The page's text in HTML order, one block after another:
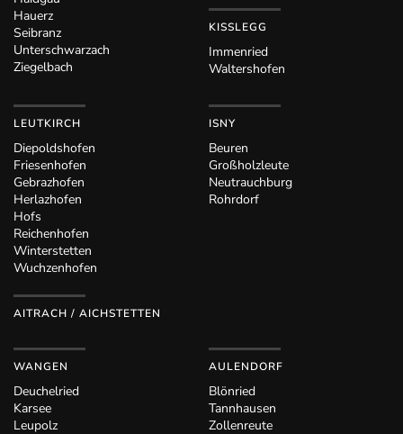
Hauerz
Seibranz
Unterschwarzach
Ziegelbach
KISSLEGG
Immenried
Waltershofen
LEUTKIRCH
Diepoldshofen
Friesenhofen
Gebrazhofen
Herlazhofen
Hofs
Reichenhofen
Winterstetten
Wuchzenhofen
AITRACH / AICHSTETTEN
ISNY
Beuren
Großholzleute
Neutrauchburg
Rohrdorf
WANGEN
Deuchelried
Karsee
Leupolz
AULENDORF
Blönried
Tannhausen
Zollenreute